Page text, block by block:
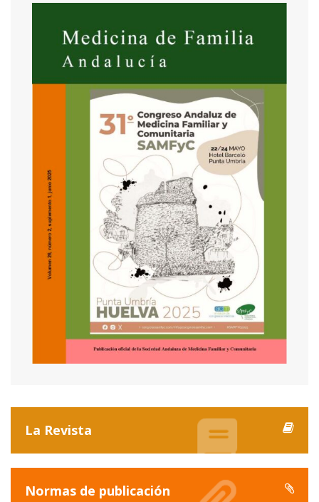
La Revista
Normas de publicación